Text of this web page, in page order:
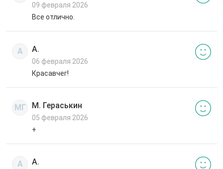
09 февраля 2026
Все отлично.
А А.
06 февраля 2026
Красавчег!
МГ М. Гераськин
05 февраля 2026
+
А А.